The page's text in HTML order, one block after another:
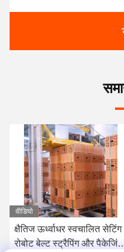
वीडियो
क्षैतिज ऊर्ध्वाधर स्वचालित सेटिंग
रोबोट बेल्ट स्ट्रैपिंग और पैकेजिंग